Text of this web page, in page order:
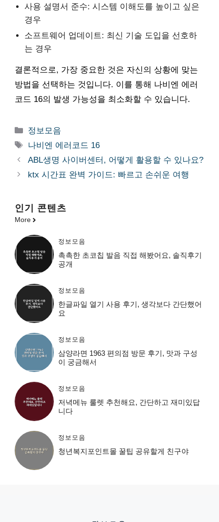
사용 설명서 준수: 시스템 이해도를 높이고 싶은
경우
소프트웨어 업데이트: 최신 기술 도입을 선호하
는 경우
결론적으로, 가장 중요한 것은 자신의 상황에 맞는
방법을 선택하는 것입니다. 이를 통해 나비엔 에러
코드 16의 발생 가능성을 최소화할 수 있습니다.
카
테
리
정보모음
태
그
나비엔 에러코드 16
ABL생명 사이버센터, 어떻게 활용할 수 있나요?
ktx 시간표 완벽 가이드: 빠르고 손쉬운 여행
인기 콘텐츠
More
정보모음
촉촉한 초코칩 발음 직접 해봤어요, 솔직후기
공개
정보모음
한글파일 열기 사용 후기, 생각보다 간단했어
요
정보모음
삼양라면 1963 편의점 방문 후기, 맛과 구성
이 궁금해서
정보모음
저녁메뉴 룰렛 추천해요, 간단하고 재미있답
니다
정보모음
청년복지포인트몰 꿀팁 공유할게 친구야